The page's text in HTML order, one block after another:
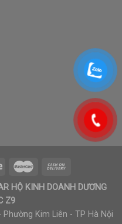
HỘ KINH DOANH DƯƠNG
Z9
Kim Liên - TP Hà Nội